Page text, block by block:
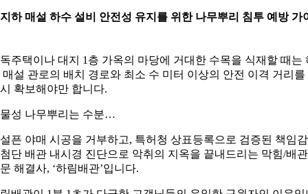
하 매설 하수 설비 안전성 유지를 위한 나무뿌리 침투 예방 가
주택이나 대지 1층 가옥의 마당에 거대한 수목을 식재할 때는
매설 관로의 배치 경로와 최소 수 미터 이상의 안전 이격 거리를
확보해야만 합니다.
성 나무뿌리는 수분…
픈 야매 시공을 거부하고, 특허청 상표등록으로 검증된 책임
단 배관 내시경 진단으로 악취의 지옥을 끝내드리는 막힘/배관
해결사, ‘하림배관’입니다.